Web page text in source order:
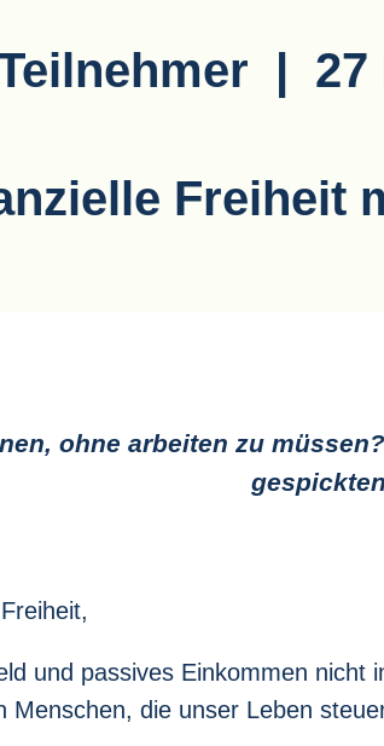
|
Freiheit
ohne arbeiten zu
und passives Einkommen
Menschen, die unser Leben